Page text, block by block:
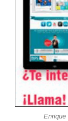
Enrique